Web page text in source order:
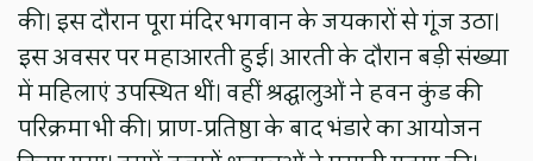
की। इस दौरान पूरा मंदिर भगवान के जयकारों से गूंज उठा।
इस अवसर पर महाआरती हुई। आरती के दौरान बड़ी संख्या
में महिलाएं उपस्थित थीं। वहीं श्रद्घालुओं ने हवन कुंड की
परिक्रमा भी की। प्राण-प्रतिष्ठा के बाद भंडारे का आयोजन